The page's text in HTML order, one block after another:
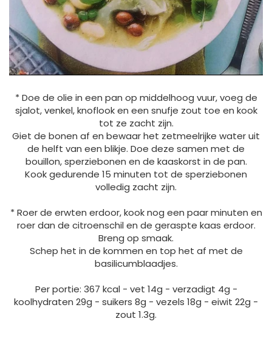
* Doe de olie in een pan op middelhoog vuur, voeg de
sjalot, venkel, knoflook en een snufje zout toe en kook
tot ze zacht zijn.
Giet de bonen af ​​en bewaar het zetmeelrijke water uit
de helft van een blikje. Doe deze samen met de
bouillon, sperziebonen en de kaaskorst in de pan.
Kook gedurende 15 minuten tot de sperziebonen
volledig zacht zijn.
* Roer de erwten erdoor, kook nog een paar minuten en
roer dan de citroenschil en de geraspte kaas erdoor.
Breng op smaak.
Schep het in de kommen en top het af met de
basilicumblaadjes.
Per portie: 367 kcal - vet 14g - verzadigt 4g -
koolhydraten 29g - suikers 8g - vezels 18g - eiwit 22g -
zout 1.3g.